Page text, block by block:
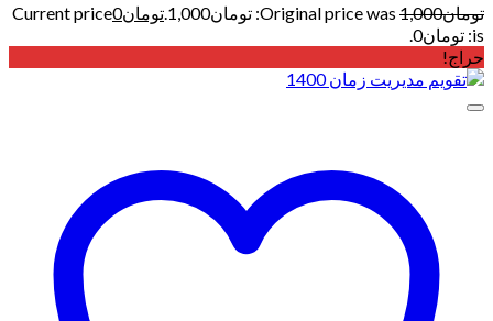
تومان1,000 Original price was: تومان1,000. تومان0
Current price
is: تومان0.
حراج!